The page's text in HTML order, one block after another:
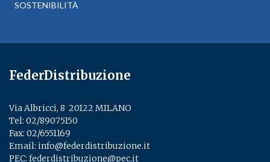
SOSTENIBILITÀ
FederDistribuzione
Via Albricci, 8 ­ 20122 MILANO
Tel: 02/89075150
Fax: 02/6551169
Email: info@federdistribuzione.it
PEC: federdistribuzione@pec.it